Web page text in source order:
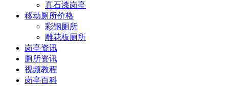
真石漆岗亭
移动厕所价格
彩钢厕所
雕花板厕所
岗亭资讯
厕所资讯
视频教程
岗亭百科